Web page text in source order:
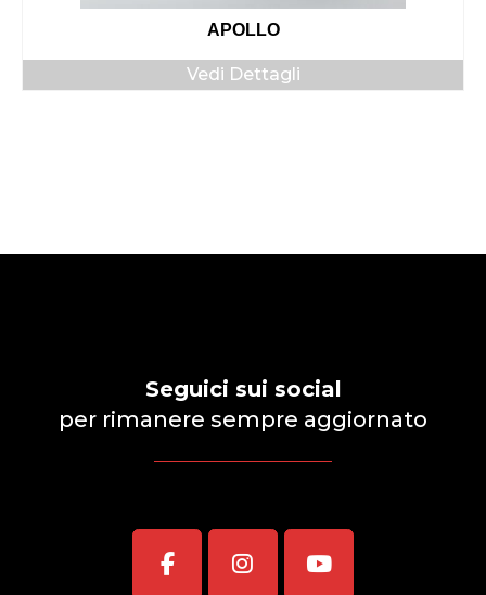
APOLLO
Vedi Dettagli
Seguici sui social
per rimanere sempre aggiornato